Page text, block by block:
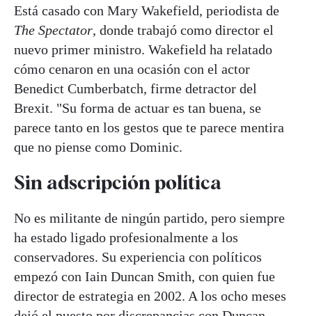
Está casado con Mary Wakefield, periodista de
The Spectator, donde trabajó como director el
nuevo primer ministro. Wakefield ha relatado
cómo cenaron en una ocasión con el actor
Benedict Cumberbatch, firme detractor del
Brexit. "Su forma de actuar es tan buena, se
parece tanto en los gestos que te parece mentira
que no piense como Dominic.
Sin adscripción política
No es militante de ningún partido, pero siempre
ha estado ligado profesionalmente a los
conservadores. Su experiencia con políticos
empezó con Iain Duncan Smith, con quien fue
director de estrategia en 2002. A los ocho meses